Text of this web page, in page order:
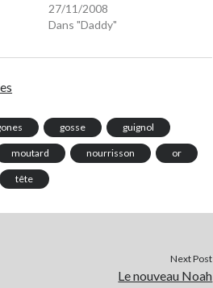
27/11/2008
Dans "Daddy"
gosse guignol
moutard nourrisson or
tête
Next Post
Le nouveau Noah